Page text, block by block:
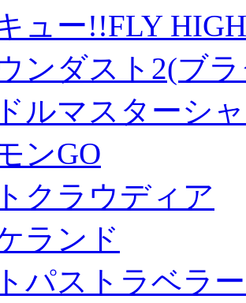
ュー!!FLY HIGH
ンダスト2(ブ
ルマスターシ
ンGO
クラウディア
ランド
パストラベラ